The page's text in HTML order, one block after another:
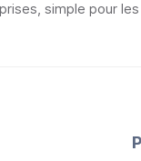
simple pour